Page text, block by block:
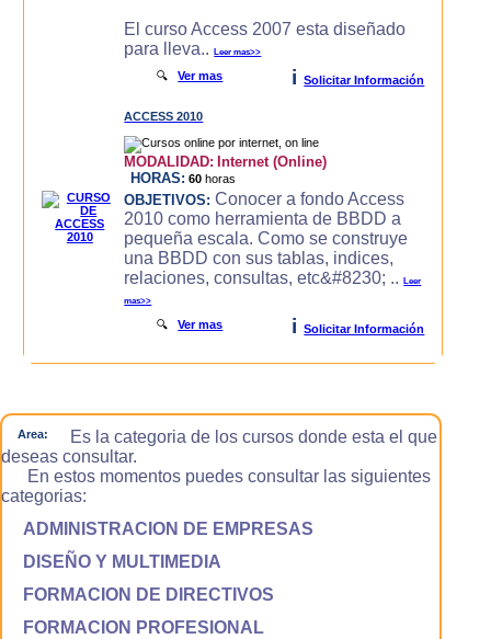
El curso Access 2007 esta diseñado
para lleva..Leer mas>>
🔍Ver mas i Solicitar Información
ACCESS 2010
MODALIDAD: Internet (Online)
HORAS: 60 horas
OBJETIVOS: Conocer a fondo Access
2010 como herramienta de BBDD a
pequeña escala. Como se construye
una BBDD con sus tablas, indices,
relaciones, consultas, etc&#8230; ..Leer
mas>>
🔍Ver mas i Solicitar Información
Area:
Es la categoria de los cursos donde esta el que
deseas consultar.
En estos momentos puedes consultar las siguientes
categorias:
ADMINISTRACION DE EMPRESAS
DISEÑO Y MULTIMEDIA
FORMACION DE DIRECTIVOS
FORMACION PROFESIONAL